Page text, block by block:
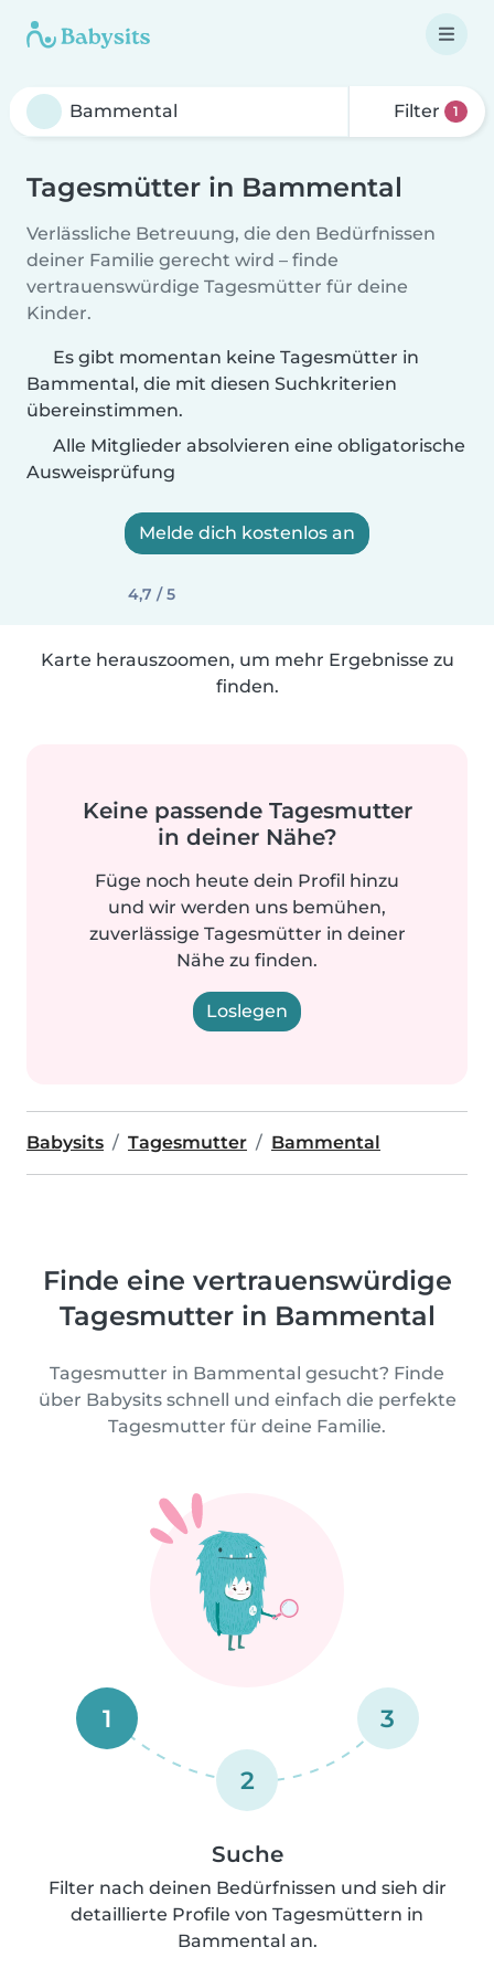
Filter 1
Tagesmütter in Bammental
Verlässliche Betreuung, die den Bedürfnissen
deiner Familie gerecht wird – finde
vertrauenswürdige Tagesmütter für deine
Kinder.
Es gibt momentan keine Tagesmütter in
Bammental, die mit diesen Suchkriterien
übereinstimmen.
Alle Mitglieder absolvieren eine obligatorische
Ausweisprüfung
Melde dich kostenlos an
4,7 / 5
Karte herauszoomen, um mehr Ergebnisse zu
finden.
Keine passende Tagesmutter
in deiner Nähe?
Füge noch heute dein Profil hinzu
und wir werden uns bemühen,
zuverlässige Tagesmütter in deiner
Nähe zu finden.
Loslegen
Babysits Tagesmutter Bammental
Finde eine vertrauenswürdige
Tagesmutter in Bammental
Tagesmutter in Bammental gesucht? Finde
über Babysits schnell und einfach die perfekte
Tagesmutter für deine Familie.
1
2
3
Suche
Filter nach deinen Bedürfnissen und sieh dir
detaillierte Profile von Tagesmüttern in
Bammental an.